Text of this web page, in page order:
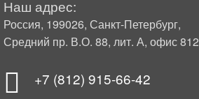
Наш адрес:
Россия, 199026, Санкт-Петербург,
Средний пр. В.О. 88, лит. А, офис 812
+7 (812) 915-66-42